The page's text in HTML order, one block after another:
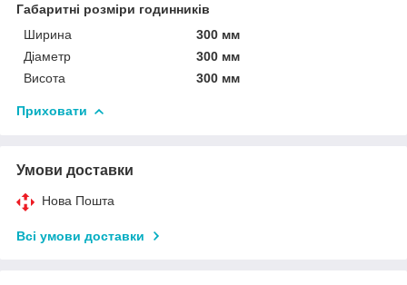
Габаритні розміри годинників
Ширина
300 мм
Діаметр
300 мм
Висота
300 мм
Приховати
Умови доставки
Нова Пошта
Всі умови доставки